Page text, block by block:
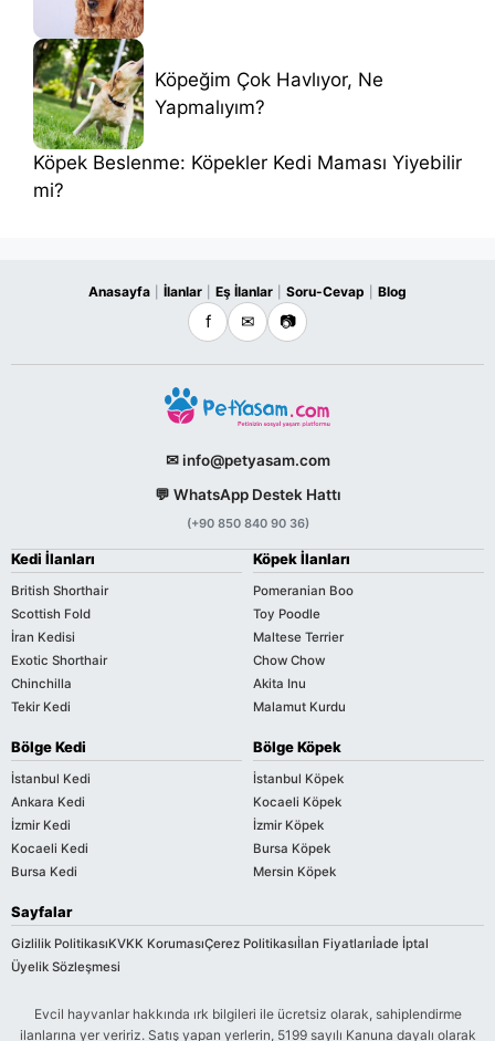
Köpeğim Çok Havlıyor, Ne
Yapmalıyım?
Köpek Beslenme: Köpekler Kedi Maması Yiyebilir
mi?
Anasayfa İlanlar Eş İlanlar Soru-Cevap Blog
f ✉ 📷
✉ info@petyasam.com
💬 WhatsApp Destek Hattı
(+90 850 840 90 36)
Kedi İlanları
British Shorthair
Scottish Fold
İran Kedisi
Exotic Shorthair
Chinchilla
Tekir Kedi
Köpek İlanları
Pomeranian Boo
Toy Poodle
Maltese Terrier
Chow Chow
Akita Inu
Malamut Kurdu
Bölge Kedi
İstanbul Kedi
Ankara Kedi
İzmir Kedi
Kocaeli Kedi
Bursa Kedi
Bölge Köpek
İstanbul Köpek
Kocaeli Köpek
İzmir Köpek
Bursa Köpek
Mersin Köpek
Sayfalar
Gizlilik PolitikasıKVKK KorumasıÇerez Politikasıİlan Fiyatlarıİade İptal
Üyelik Sözleşmesi
Evcil hayvanlar hakkında ırk bilgileri ile ücretsiz olarak, sahiplendirme
ilanlarına yer veririz. Satış yapan yerlerin, 5199 sayılı Kanuna dayalı olarak